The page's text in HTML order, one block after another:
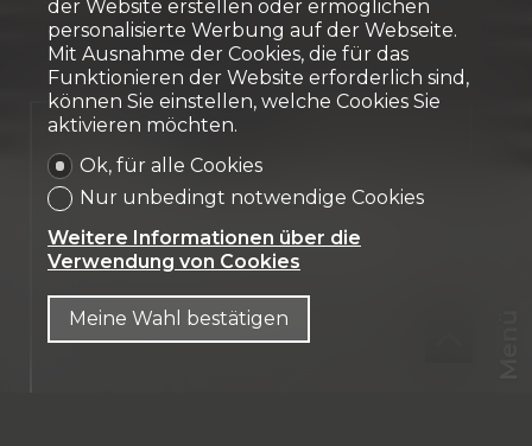
Verkauft
Eigentumswohnung
Farvagny-le-Petit
der Website erstellen oder ermöglichen
personalisierte Werbung auf der Webseite.
Mit Ausnahme der Cookies, die für das
Funktionieren der Website erforderlich sind,
können Sie einstellen, welche Cookies Sie
aktivieren möchten.
Ok, für alle Cookies
Nur unbedingt notwendige Cookies
Weitere Informationen über die
Verwendung von Cookies
Meine Wahl bestätigen